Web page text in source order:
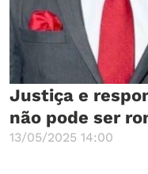
Justiça e
não pode ser
13/05/2025 14:00